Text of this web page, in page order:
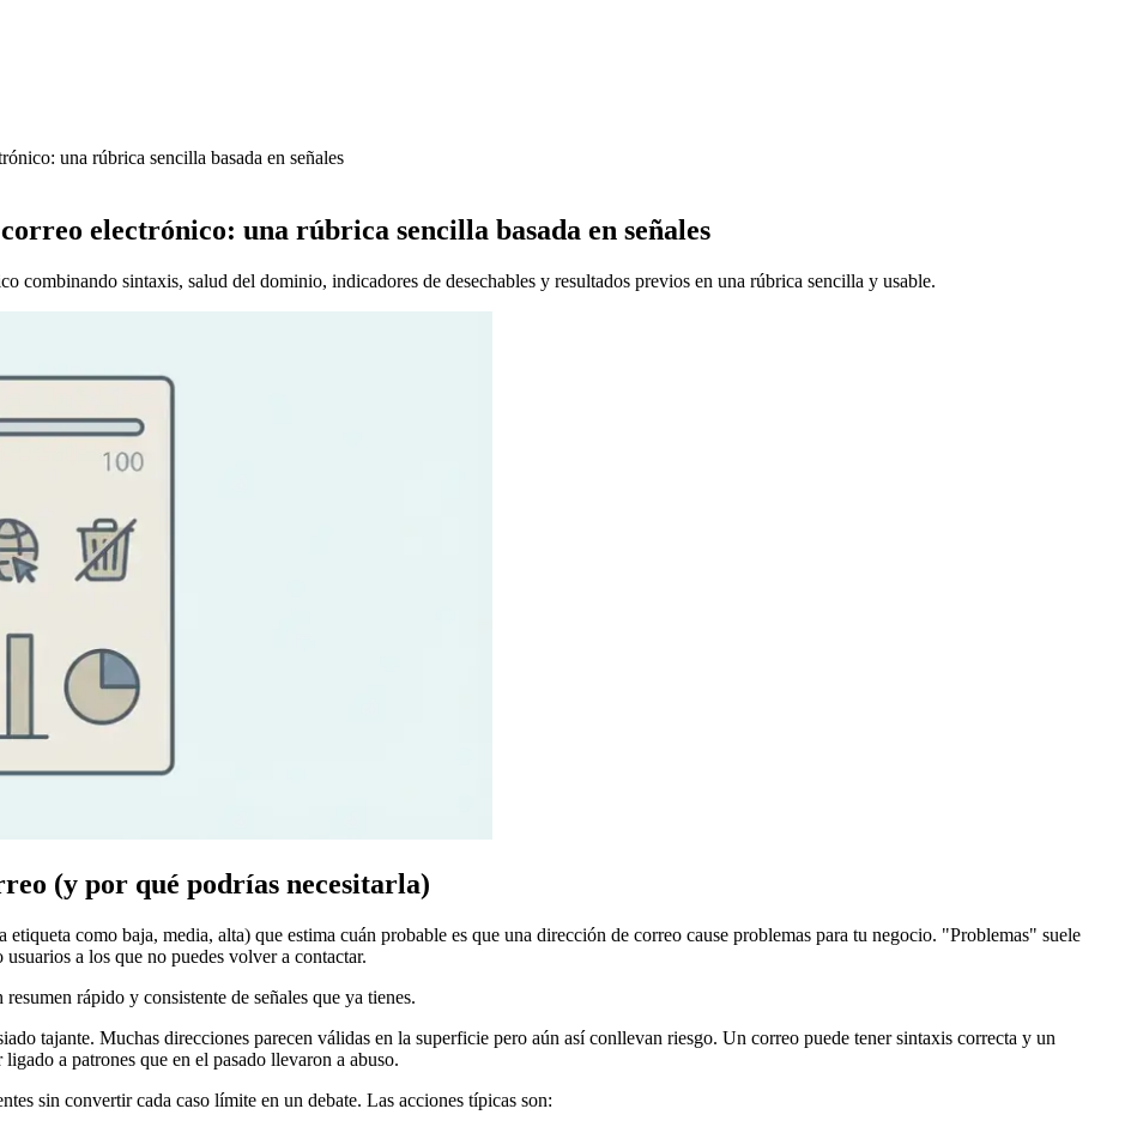
una rúbrica sencilla basada en señales
electrónico: una rúbrica sencilla basada en señales
combinando sintaxis, salud del dominio, indicadores de desechables y resultados previos en una rúbrica sencilla y usable.
(y por qué podrías necesitarla)
como baja, media, alta) que estima cuán probable es que una dirección de correo cause problemas para tu negocio. "Problemas" suele
a los que no puedes volver a contactar.
rápido y consistente de señales que ya tienes.
tajante. Muchas direcciones parecen válidas en la superficie pero aún así conllevan riesgo. Un correo puede tener sintaxis correcta y un
a patrones que en el pasado llevaron a abuso.
sin convertir cada caso límite en un debate. Las acciones típicas son: